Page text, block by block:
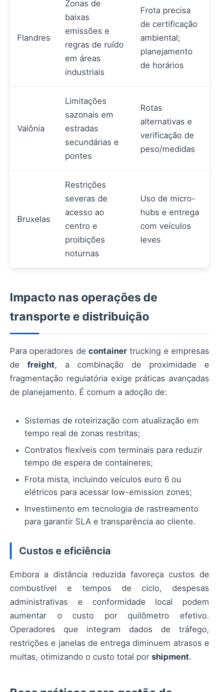
Flandres
Zonas de
baixas
emissões e
regras de ruído
em áreas
industriais
Frota precisa
de certificação
ambiental;
planejamento
de horários
Valônia
Limitações
sazonais em
estradas
secundárias e
pontes
Rotas
alternativas e
verificação de
peso/medidas
Bruxelas
Restrições
severas de
acesso ao
centro e
proibições
noturnas
Uso de micro-
hubs e entrega
com veículos
leves
Impacto nas operações de
transporte e distribuição
Para operadores de container trucking e empresas
de freight, a combinação de proximidade e
fragmentação regulatória exige práticas avançadas
de planejamento. É comum a adoção de:
Sistemas de roteirização com atualização em
tempo real de zonas restritas;
Contratos flexíveis com terminais para reduzir
tempo de espera de containeres;
Frota mista, incluindo veículos euro 6 ou
elétricos para acessar low-emission zones;
Investimento em tecnologia de rastreamento
para garantir SLA e transparência ao cliente.
Custos e eficiência
Embora a distância reduzida favoreça custos de
combustível e tempos de ciclo, despesas
administrativas e conformidade local podem
aumentar o custo por quilômetro efetivo.
Operadores que integram dados de tráfego,
restrições e janelas de entrega diminuem atrasos e
multas, otimizando o custo total por shipment.